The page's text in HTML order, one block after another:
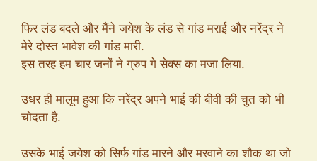
फिर लंड बदले और मैंने जयेश के लंड से गांड मराई और नरेंद्र ने
मेरे दोस्त भावेश की गांड मारी.
इस तरह हम चार जनों ने ग्रुप गे सेक्स का मजा लिया.
उधर ही मालूम हुआ कि नरेंद्र अपने भाई की बीवी की चुत को भी
चोदता है.
उसके भाई जयेश को सिर्फ गांड मारने और मरवाने का शौक था जो